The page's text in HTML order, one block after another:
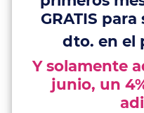
¿Qué es
copago?
GRATIS para
dto. en el
Y solamente
junio, un